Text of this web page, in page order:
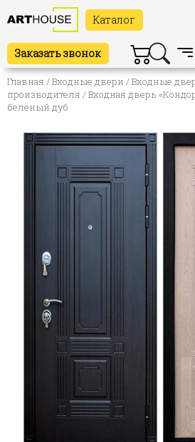
Каталог
Заказать звонок
Главная /Входные двери /Входные
производителя / Входная дверь
белёный дуб